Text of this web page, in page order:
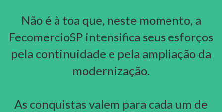
Não é à toa que, neste momento, a
FecomercioSP intensifica seus esforços
pela continuidade e pela ampliação da
modernização.
As conquistas valem para cada um de